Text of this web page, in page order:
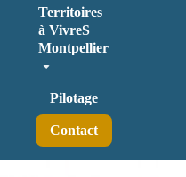
Territoires
à VivreS
Montpellier
Pilotage
Contact